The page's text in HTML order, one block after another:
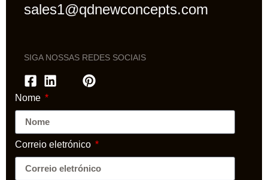
sales1@qdnewconcepts.com
SIGA NOSSAS REDES SOCIAIS
Nome
Correio eletrónico